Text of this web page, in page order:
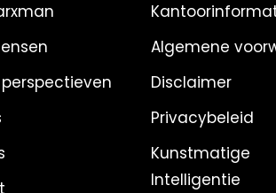
Algemene
Disclaimer
Privacybeleid
Kunstmatige
Intelligentie